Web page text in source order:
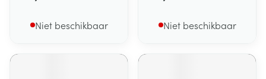
Niet beschikbaar Niet beschikbaar